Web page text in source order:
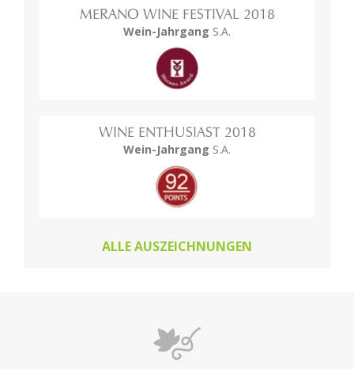
MERANO WINE FESTIVAL 2018
Wein-Jahrgang S.A.
WINE ENTHUSIAST 2018
Wein-Jahrgang S.A.
ALLE AUSZEICHNUNGEN